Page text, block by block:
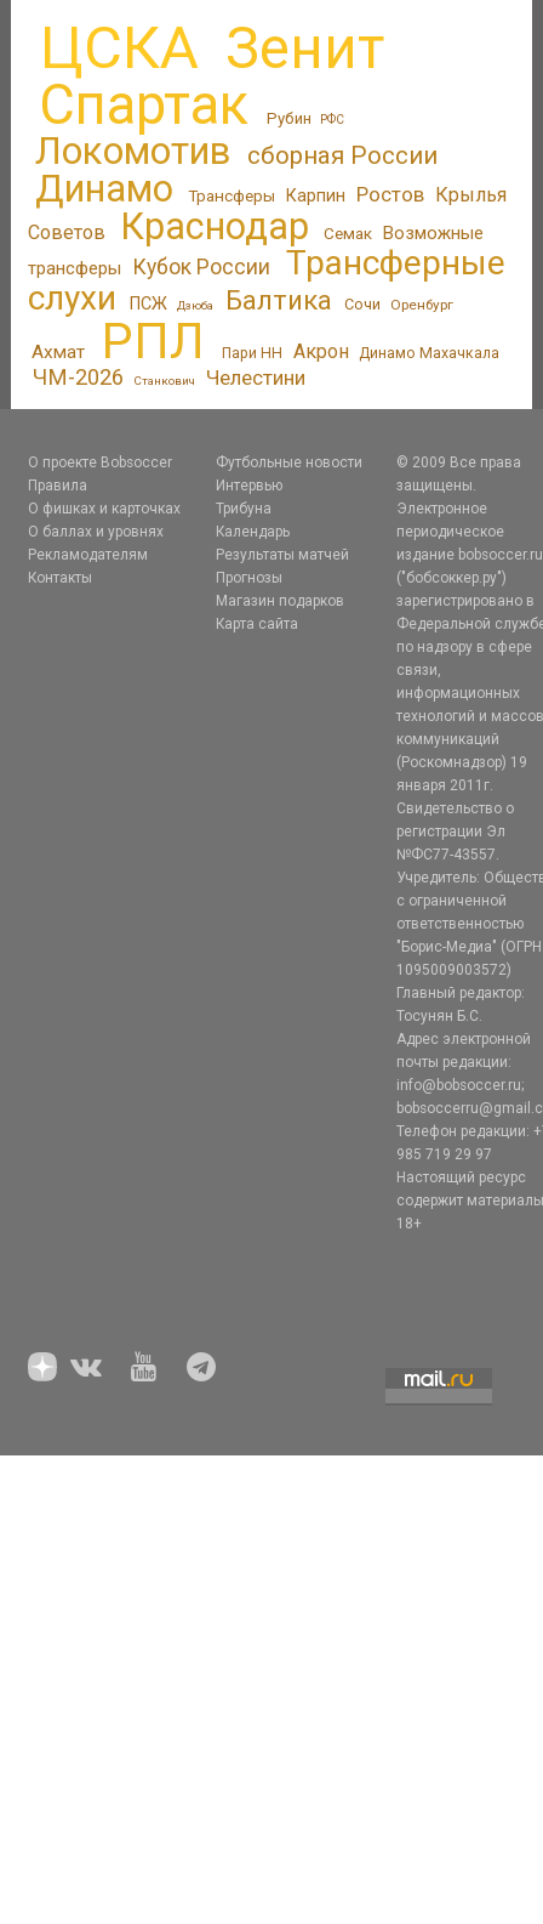
ЦСКА Зенит
Спартак Рубин РФС
Локомотив сборная России
Динамо Трансферы Карпин Ростов Крылья
Советов
Краснодар Семак Возможные
трансферы
Кубок России
Трансферные
слухи
ПСЖ Дзюба Балтика Сочи Оренбург
Ахмат РПЛ Пари НН Акрон Динамо Махачкала
ЧМ-2026 Станкович Челестини
О проекте Bobsoccer
Правила
О фишках и карточках
О баллах и уровнях
Рекламодателям
Контакты
Футбольные новости
Интервью
Трибуна
Календарь
Результаты матчей
Прогнозы
Магазин подарков
Карта сайта
© 2009 Все права
защищены.
Электронное
периодическое
издание bobsoccer.ru
("бобсоккер.ру")
зарегистрировано в
Федеральной
по надзору в сфере
связи,
информационных
технологий и
коммуникаций
(Роскомнадзор) 19
января 2011г.
Свидетельство о
регистрации Эл
№ФС77-43557.
Учредитель:
с ограниченной
ответственностью
"Борис-Медиа" (ОГРН
1095009003572)
Главный редактор:
Тосунян Б.С.
Адрес электронной
почты редакции:
info@bobsoccer.ru;
Телефон редакции:
985 719 29 97
Настоящий ресурс
содержит
18+